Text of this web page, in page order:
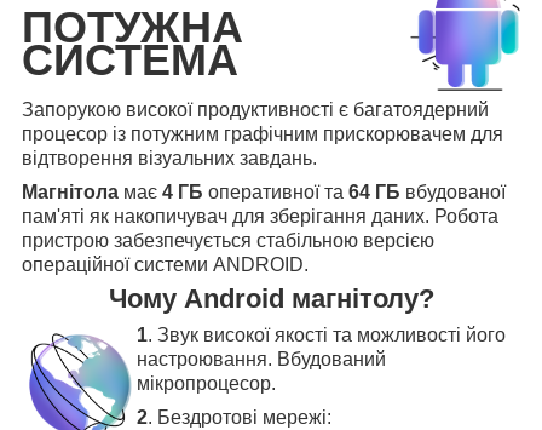
ПОТУЖНА
СИСТЕМА
Запорукою високої продуктивності є багатоядерний
процесор із потужним графічним прискорювачем для
відтворення візуальних завдань.
Магнітола має 4 ГБ оперативної та 64 ГБ вбудованої
пам'яті як накопичувач для зберігання даних. Робота
пристрою забезпечується стабільною версією
операційної системи ANDROID.
Чому Android магнітолу?
1. Звук високої якості та можливості його
настроювання. Вбудований
мікропроцесор.
2. Бездротові мережі: